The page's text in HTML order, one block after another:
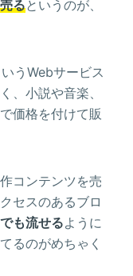
るというのが、
うWebサービス
、小説や音楽、
価格を付けて販
コンテンツを売
セスのあるブロ
も流せるように
るのがめちゃく